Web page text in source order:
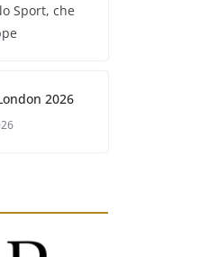
Sport, che
2026